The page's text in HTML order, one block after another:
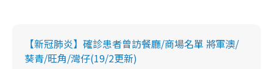
【新冠肺炎】確診患者曾訪餐廳/商場名單 將軍澳/
葵青/旺角/灣仔(19/2更新)